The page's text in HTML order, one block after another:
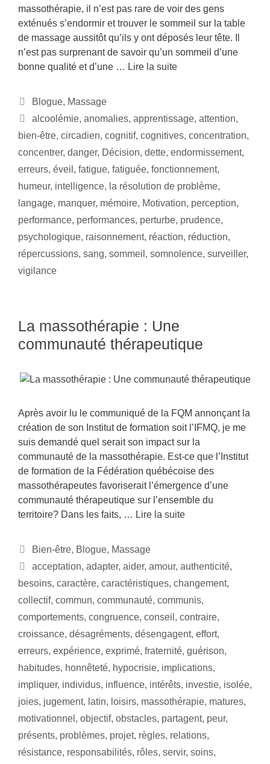
massothérapie, il n’est pas rare de voir des gens
exténués s’endormir et trouver le sommeil sur la table
de massage aussitôt qu’ils y ont déposés leur tête. Il
n’est pas surprenant de savoir qu’un sommeil d’une
bonne qualité et d’une … Lire la suite
Blogue, Massage
alcoolémie, anomalies, apprentissage, attention,
bien-être, circadien, cognitif, cognitives, concentration,
concentrer, danger, Décision, dette, endormissement,
erreurs, éveil , fatigue, fatiguée, fonctionnement,
humeur, intelligence, la résolution de problème,
langage, manquer, mémoire, Motivation, perception,
performance, performances, perturbe, prudence,
psychologique, raisonnement, réaction, réduction,
répercussions, sang, sommeil , somnolence, surveiller,
vigilance
La massothérapie : Une
communauté thérapeutique
Après avoir lu le communiqué de la FQM annonçant la
création de son Institut de formation soit l’IFMQ, je me
suis demandé quel serait son impact sur la
communauté de la massothérapie. Est-ce que l’Institut
de formation de la Fédération québécoise des
massothérapeutes favoriserait l’émergence d’une
communauté thérapeutique sur l’ensemble du
territoire? Dans les faits, … Lire la suite
Bien-être, Blogue, Massage
acceptation, adapter, aider, amour, authenticité,
besoins, caractère, caractéristiques, changement,
collectif, commun, communauté, communis,
comportements, congruence, conseil , contraire,
croissance, désagréments, désengagent, effort,
erreurs, expérience, exprimé, fraternité, guérison,
habitudes, honnêteté, hypocrisie, implications,
impliquer, individus, influence, intérêts, investie, isolée,
joies, jugement, latin, loisirs, massothérapie, matures,
motivationnel , objectif, obstacles, partagent, peur,
présents, problèmes, projet, règles, relations,
résistance, responsabilités, rôles, servir, soins,